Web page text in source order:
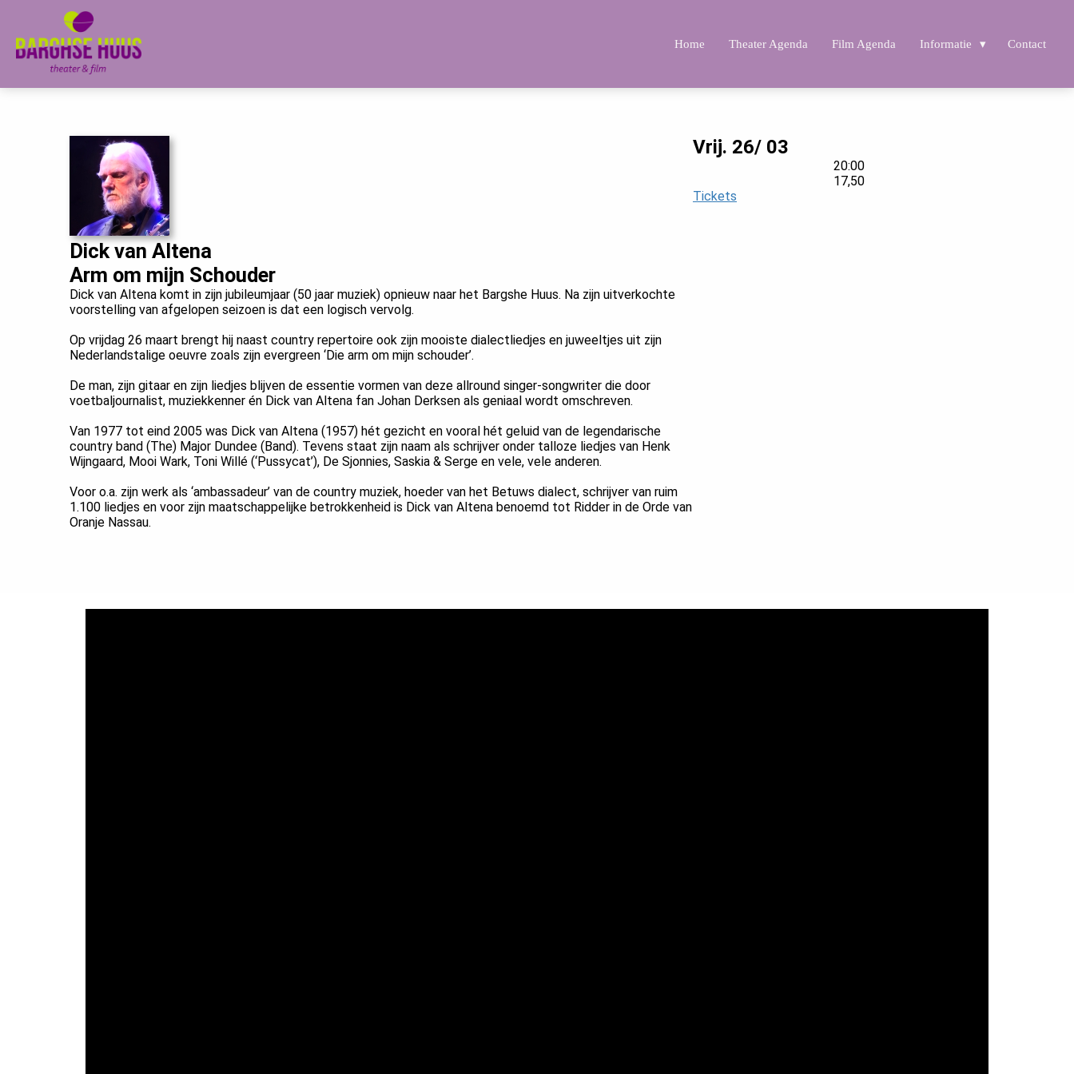
Home Theater Agenda Film Agenda Informatie Contact
Dick van Altena
Arm om mijn Schouder
Dick van Altena komt in zijn jubileumjaar (50 jaar muziek) opnieuw naar het Bargshe Huus. Na zijn uitverkochte
voorstelling van afgelopen seizoen is dat een logisch vervolg.
Op vrijdag 26 maart brengt hij naast country repertoire ook zijn mooiste dialectliedjes en juweeltjes uit zijn
Nederlandstalige oeuvre zoals zijn evergreen ‘Die arm om mijn schouder’.
De man, zijn gitaar en zijn liedjes blijven de essentie vormen van deze allround singer-songwriter die door
voetbaljournalist, muziekkenner én Dick van Altena fan Johan Derksen als geniaal wordt omschreven.
Van 1977 tot eind 2005 was Dick van Altena (1957) hét gezicht en vooral hét geluid van de legendarische
country band (The) Major Dundee (Band). Tevens staat zijn naam als schrijver onder talloze liedjes van Henk
Wijngaard, Mooi Wark, Toni Willé (‘Pussycat’), De Sjonnies, Saskia & Serge en vele, vele anderen.
Voor o.a. zijn werk als ‘ambassadeur’ van de country muziek, hoeder van het Betuws dialect, schrijver van ruim
1.100 liedjes en voor zijn maatschappelijke betrokkenheid is Dick van Altena benoemd tot Ridder in de Orde van
Oranje Nassau.
Vrij. 26/ 03
20:00
17,50
Tickets
over
gedrag van een
op de
Hierdoor
website-
relevante
tonen
van deze
opslaan